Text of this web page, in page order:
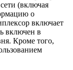
(включая
о
включает
включен в
Кроме того,